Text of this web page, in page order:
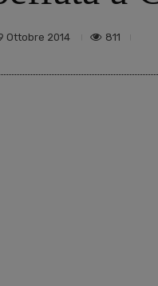
Ottobre 2014 811